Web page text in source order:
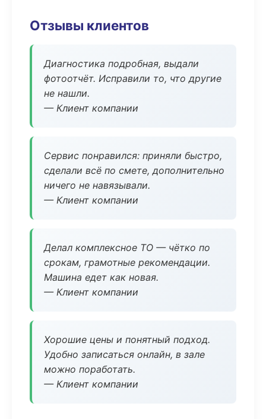
Отзывы клиентов
Диагностика подробная, выдали
фотоотчёт. Исправили то, что другие
не нашли.
— Клиент компании
Сервис понравился: приняли быстро,
сделали всё по смете, дополнительно
ничего не навязывали.
— Клиент компании
Делал комплексное ТО — чётко по
срокам, грамотные рекомендации.
Машина едет как новая.
— Клиент компании
Хорошие цены и понятный подход.
Удобно записаться онлайн, в зале
можно поработать.
— Клиент компании